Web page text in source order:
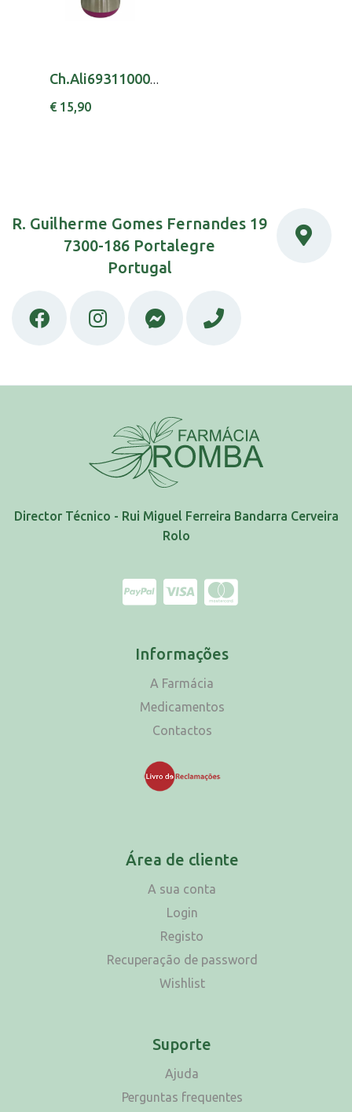
Ch.Ali6931100000 Copo Inox Pegas Rosa 18M+
€ 15,90
R. Guilherme Gomes Fernandes 19
7300-186 Portalegre
Portugal
Director Técnico - Rui Miguel Ferreira Bandarra Cerveira
Rolo
Informações
A Farmácia
Medicamentos
Contactos
Área de cliente
A sua conta
Login
Registo
Recuperação de password
Wishlist
Suporte
Ajuda
Perguntas frequentes